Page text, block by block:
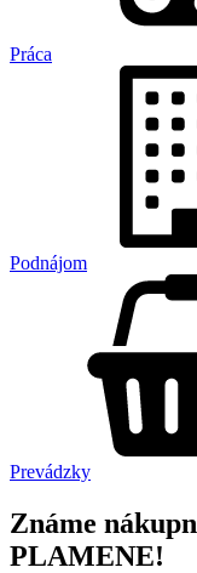
Práca
Podnájom
Prevádzky
Známe
PLAMENE!